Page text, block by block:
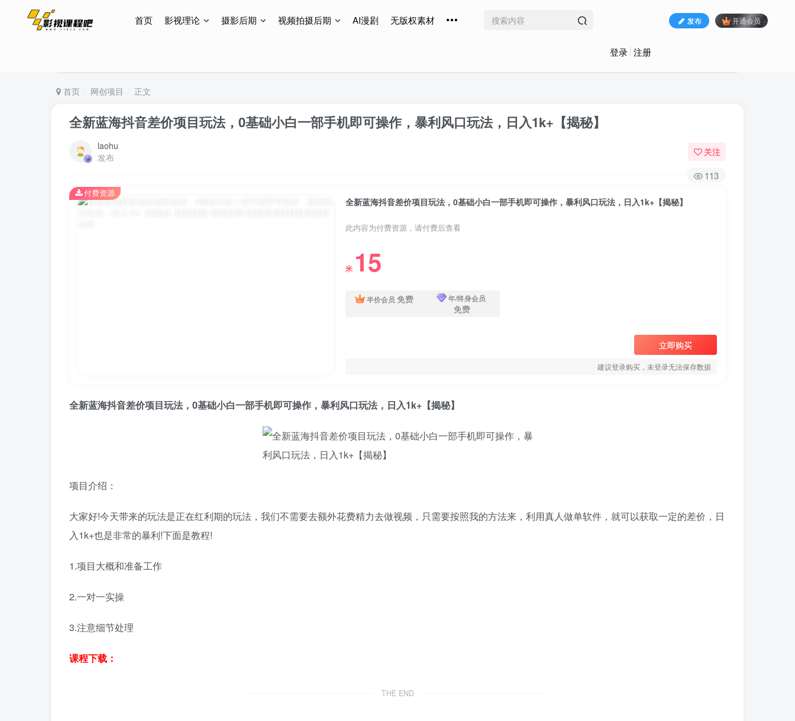
首页 影视理论 摄影后期 视频拍摄后期 AI漫剧 无版权素材 发布 开通会员
登录 注册
特惠终身会员299元，网站所有内容都可观看，终身免费更新
首页 网创项目 正文
全新蓝海抖音差价项目玩法，0基础小白一部手机即可操作，暴利风口玩法，日入1k+【揭秘】
laohu
发布
关注
113
全新蓝海抖音差价项目玩法，0基础小白一部手机即可操作，暴利风口玩法，日入1k+【揭秘】
此内容为付费资源，请付费后查看
米 15
半价会员 免费 年/终身会员
免费
立即购买
建议登录购买，未登录无法保存数据
付费资源
全新蓝海抖音差价项目玩法，0基础小白一部手机即可操作，暴利风口玩法，日入1k+【揭秘】
项目介绍：
大家好!今天带来的玩法是正在红利期的玩法，我们不需要去额外花费精力去做视频，只需要按照我的方法来，利用真人做单软件，就可以获取一定的差价，日
入1k+也是非常的暴利!下面是教程!
1.项目大概和准备工作
2.一对一实操
3.注意细节处理
课程下载：
THE END